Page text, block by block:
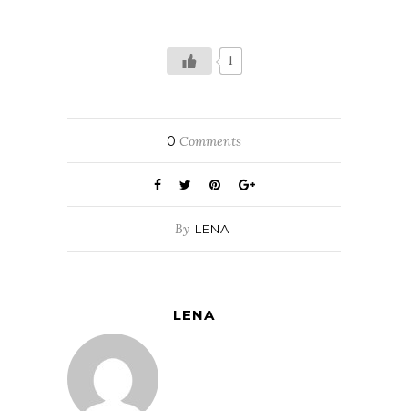
1
0 Comments
By LENA
LENA